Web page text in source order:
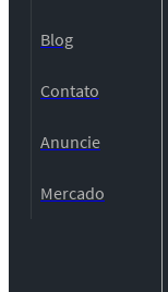
Blog
Contato
Anuncie
Mercado